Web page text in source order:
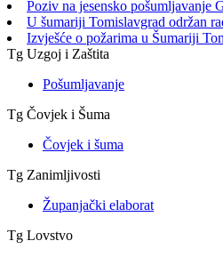
Poziv na jesensko pošumljavanje
U šumariji Tomislavgrad održan
Izvješće o požarima u Šumariji
Tg Uzgoj i Zaštita
Pošumljavanje
Tg Čovjek i Šuma
Čovjek i šuma
Tg Zanimljivosti
Županjački elaborat
Tg Lovstvo